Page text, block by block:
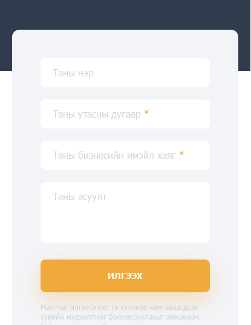
Таны нэр
Таны утасны дугаар *
Таны бизнесийн имэйл хаяг *
Таны асуулт
ИЛГЭЭХ
Маягтыг илгээснээр та хуулиар хамгаалагдсан
хувийн мэдээллийг боловсруулахыг зөвшөөрч